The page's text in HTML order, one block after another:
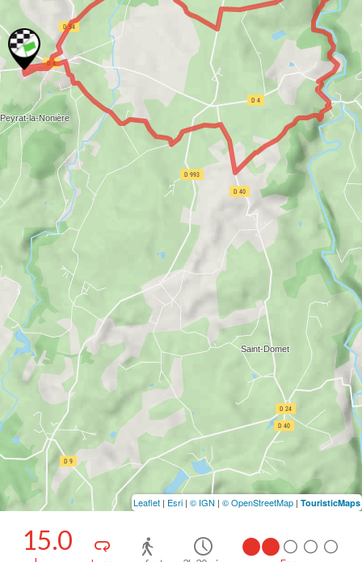
15.0
Leaflet | Esri | © IGN | © OpenStreetMap | TouristicMaps